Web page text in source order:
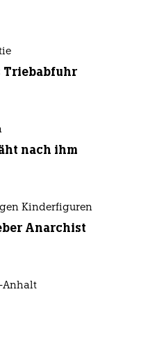
Triebabfuhr
nach ihm
Kinderfiguren
Anarchist
Anhalt